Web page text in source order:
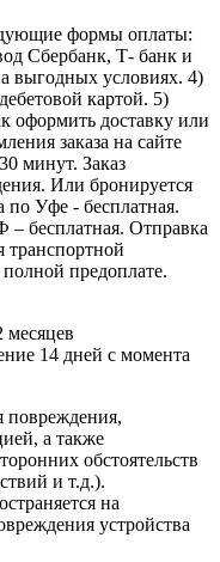
формы оплаты:
Сбербанк, Т- банк и
выгодных условиях. 4)
картой. 5)
оформить доставку или
заказа на сайте
минут. Заказ
Или бронируется
по Уфе - бесплатная.
– бесплатная. Отправка
транспортной
предоплате.
месяцев
14 дней с момента
повреждения,
а также
обстоятельств
и т.д.).
на
устройства